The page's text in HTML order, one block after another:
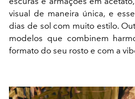
visual de maneira única, e
dias de sol com muito estilo.
modelos que combinem
formato do seu rosto e com a